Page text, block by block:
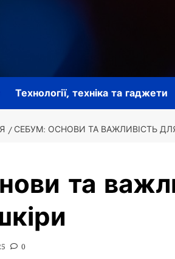
Технології, техніка та гаджети
СЕБУМ: ОСНОВИ ТА ВАЖЛИВІСТЬ
та
0